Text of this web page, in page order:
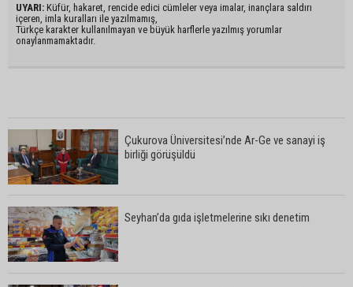
UYARI: Küfür, hakaret, rencide edici cümleler veya imalar, inançlara saldırı
içeren, imla kuralları ile yazılmamış,
Türkçe karakter kullanılmayan ve büyük harflerle yazılmış yorumlar
onaylanmamaktadır.
Çukurova Üniversitesi’nde Ar-Ge ve sanayi iş
birliği görüşüldü
Seyhan’da gıda işletmelerine sıkı denetim